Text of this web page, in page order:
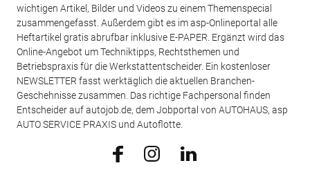
wichtigen Artikel, Bilder und Videos zu einem Themenspecial
zusammengefasst. Außerdem gibt es im asp-Onlineportal alle
Heftartikel gratis abrufbar inklusive E-PAPER. Ergänzt wird das
Online-Angebot um Techniktipps, Rechtsthemen und
Betriebspraxis für die Werkstattentscheider. Ein kostenloser
NEWSLETTER fasst werktäglich die aktuellen Branchen-
Geschehnisse zusammen. Das richtige Fachpersonal finden
Entscheider auf autojob.de, dem Jobportal von AUTOHAUS, asp
AUTO SERVICE PRAXIS und Autoflotte.